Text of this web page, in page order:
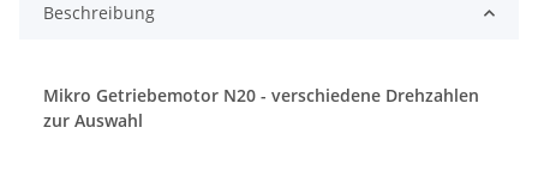
Beschreibung
Mikro Getriebemotor N20 - verschiedene Drehzahlen
zur Auswahl